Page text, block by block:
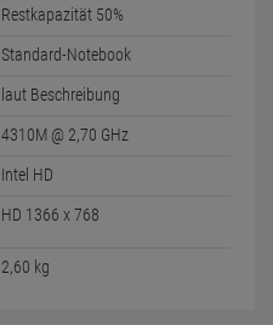
Restkapazität 50%
Standard-Notebook
laut Beschreibung
4310M @ 2,70 GHz
Intel HD
HD 1366 x 768
2,60 kg